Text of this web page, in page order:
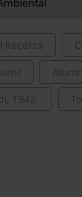
Recerca
1942-